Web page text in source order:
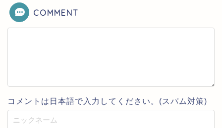
COMMENT
コメントは日本語で入力してください。(スパム対策)